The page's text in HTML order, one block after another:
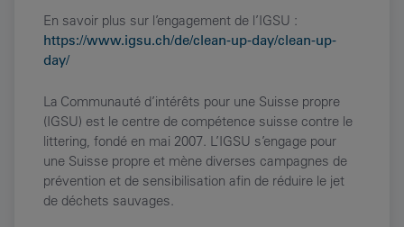
En savoir plus sur l’engagement de l’IGSU :
https://www.igsu.ch/de/clean-up-day/clean-up-
day/
La Communauté d’intérêts pour une Suisse propre
(IGSU) est le centre de compétence suisse contre le
littering, fondé en mai 2007. L’IGSU s’engage pour
une Suisse propre et mène diverses campagnes de
prévention et de sensibilisation afin de réduire le jet
de déchets sauvages.